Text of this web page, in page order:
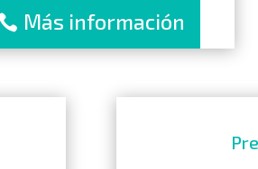
Más información